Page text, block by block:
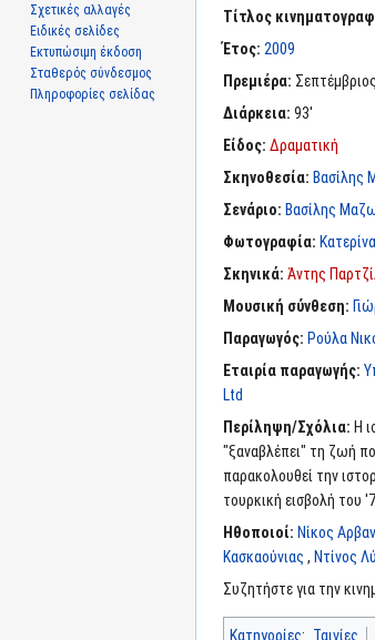
Τίτλος
Έτος: 2009
Πρεμιέρα:
Διάρκεια: 93'
Είδος: Δραματική
Σκηνοθεσία: Βασίλης
Σενάριο: Βασίλης
Φωτογραφία:
Σκηνικά: Άντης
Μουσική σύνθεση:
Παραγωγός: Ρούλα
Εταιρία παραγωγής:
Ltd
Περίληψη/Σχόλια: Η
"ξαναβλέπει" τη ζωή
παρακολουθεί την
τουρκική εισβολή του
Ηθοποιοί: Νίκος
Κασκαούνιας , Ντίνος
Συζητήστε για την
Κατηγορίες: Ταινίες
Σχετικές αλλαγές
Ειδικές σελίδες
Εκτυπώσιμη έκδοση
Σταθερός σύνδεσμος
Πληροφορίες σελίδας